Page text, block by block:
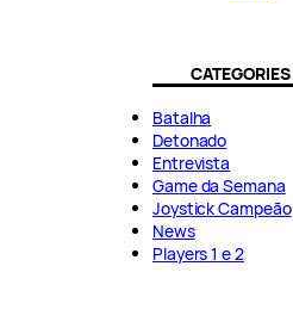
CATEGORIES
Batalha
Detonado
Entrevista
Game da Semana
Joystick Campeão
News
Players 1 e 2